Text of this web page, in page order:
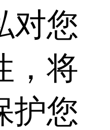
对您
，将
护您